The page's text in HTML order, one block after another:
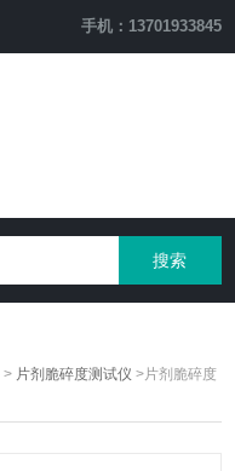
手机：13701933845
> 片剂脆碎度测试仪 >片剂脆碎度